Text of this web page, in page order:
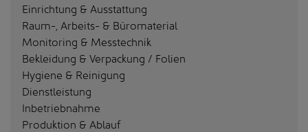
Einrichtung & Ausstattung
Raum-, Arbeits- & Büromaterial
Monitoring & Messtechnik
Bekleidung & Verpackung / Folien
Hygiene & Reinigung
Dienstleistung
Inbetriebnahme
Produktion & Ablauf